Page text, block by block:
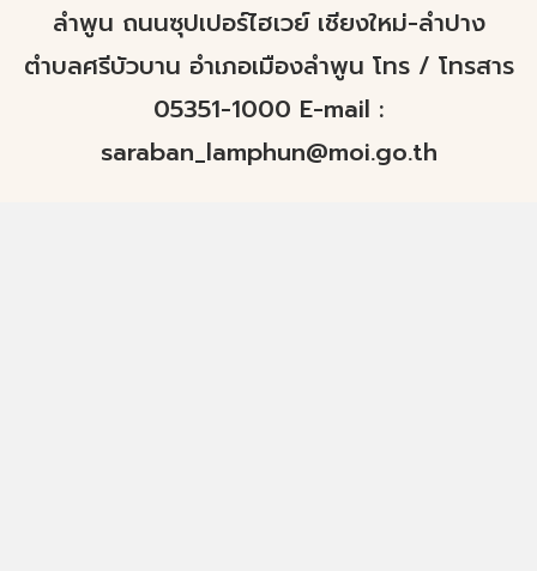
ลำพูน ถนนซุปเปอร์ไฮเวย์ เชียงใหม่-ลำปาง
ตำบลศรีบัวบาน อำเภอเมืองลำพูน โทร / โทรสาร
05351-1000 E-mail :
saraban_lamphun@moi.go.th